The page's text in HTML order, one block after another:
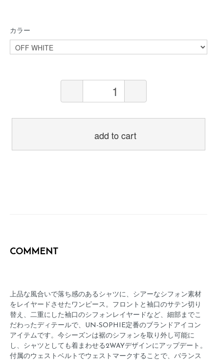
カラー
add to cart
COMMENT
上品な風合いで落ち感のあるシャツに、シアーなシフォン素材
をレイヤードさせたワンピース。フロントと袖口のサテン切り
替え、二重にした袖口のシフォンレイヤードなど、細部までこ
だわったディテールで、UN-SOPHIE定番のブランドアイコン
アイテムです。今シーズンは裾のシフォンを取り外し可能に
し、シャツとしても着まわせる2WAYデザインにアップデート。
付属のウェストベルトでウェストマークすることで、バランス